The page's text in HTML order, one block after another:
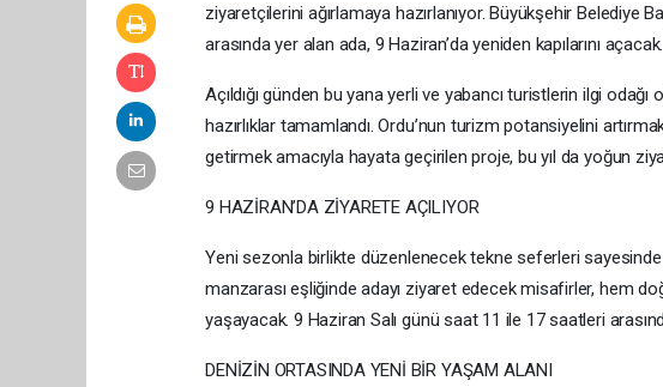
ziyaretçilerini ağırlamaya hazırlanıyor. Büyükşehir Belediye
arasında yer alan ada, 9 Haziran’da yeniden kapılarını açacak.
Açıldığı günden bu yana yerli ve yabancı turistlerin ilgi
hazırlıklar tamamlandı. Ordu’nun turizm potansiyelini
getirmek amacıyla hayata geçirilen proje, bu yıl da yoğun
9 HAZİRAN’DA ZİYARETE AÇILIYOR
Yeni sezonla birlikte düzenlenecek tekne seferleri
manzarası eşliğinde adayı ziyaret edecek misafirler, hem
yaşayacak. 9 Haziran Salı günü saat 11 ile 17 saatleri
DENİZİN ORTASINDA YENİ BİR YAŞAM ALANI